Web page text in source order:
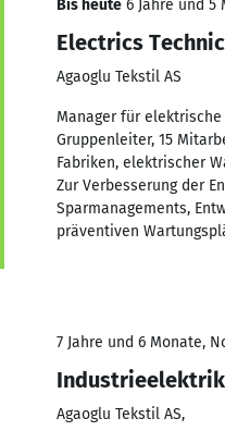
Bis heute 6 Jahre und 5
Electrics
Agaoglu Tekstil AS
Manager für
Gruppenleiter, 15
Fabriken, elektrischer
Zur Verbesserung der
Sparmanagements,
präventiven
7 Jahre und 6 Monate,
Agaoglu Tekstil AS,